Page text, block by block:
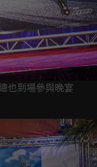
也到場參與晚宴